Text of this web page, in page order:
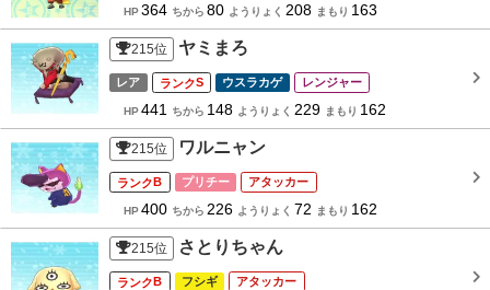
HP364 ちから 80 ようりょく 208 まもり 163
215位 ヤミまろ
レア S ウスラカゲ レンジャー
HP441 ちから 148 ようりょく 229 まもり 162
215位 ワルニャン
B プリチー アタッカー
HP400 ちから 226 ようりょく 72 まもり 162
215位 さとりちゃん
B フシギ アタッカー